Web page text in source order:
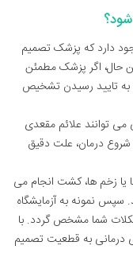
دارد که پزشک تصمیم
حال، اگر پزشک مطمئن
به تایید رسیدن تشخیص
می توانند علائم مقعدی
درمان، علت دقیق
یا زخم ها، کشت انجام می
نمونه به آزمایشگاه
شما مشخص گردد. با
درمانی به قطعیت تصمیم